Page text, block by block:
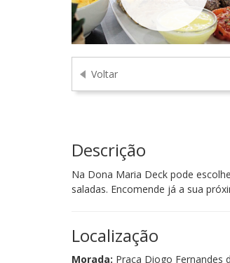
Voltar
Descrição
Na Dona Maria Deck pode
saladas. Encomende já a sua
Localização
Morada: Praça Diogo Fernandes